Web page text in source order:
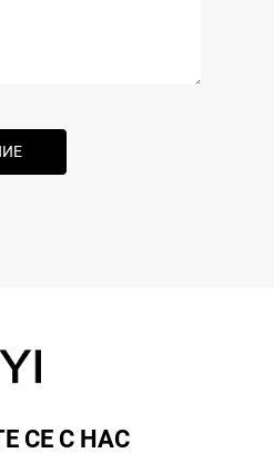
СЕ С НАС